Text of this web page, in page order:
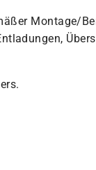
Montage/